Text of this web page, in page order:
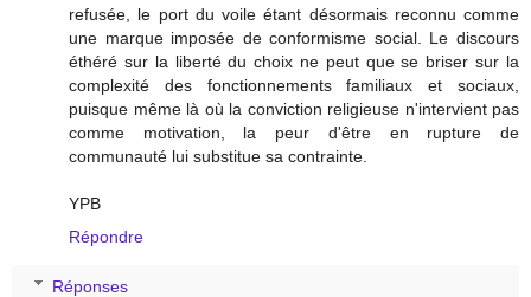
refusée, le port du voile étant désormais reconnu comme
une marque imposée de conformisme social. Le discours
éthéré sur la liberté du choix ne peut que se briser sur la
complexité des fonctionnements familiaux et sociaux,
puisque même là où la conviction religieuse n'intervient pas
comme motivation, la peur d'être en rupture de
communauté lui substitue sa contrainte.
YPB
Répondre
Réponses